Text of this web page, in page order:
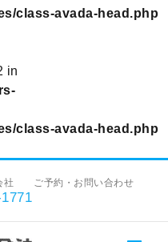
class-avada-head.php
in
class-avada-head.php
社 ご予約・お問い合わせ